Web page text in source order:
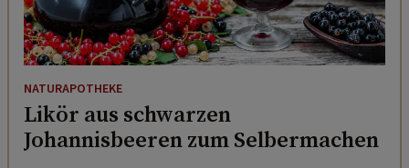
NATURAPOTHEKE
Likör aus schwarzen
Johannisbeeren zum Selbermachen